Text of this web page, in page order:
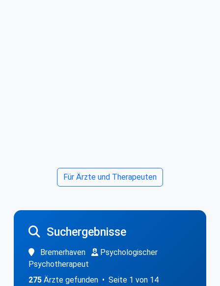
Für Ärzte und Therapeuten
Suchergebnisse
Bremerhaven
Psychologischer
Psychotherapeut
275 Ärzte gefunden • Seite 1 von 14